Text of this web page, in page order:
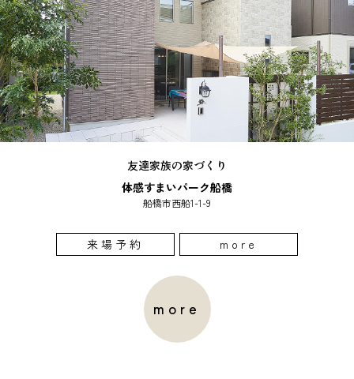
友達家族の家づくり
体感すまいパーク船橋
船橋市西船1-1-9
来場予約 more
more